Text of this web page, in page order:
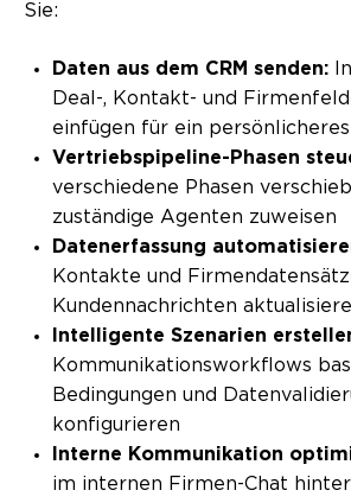
Sie:
Daten aus dem CRM senden:
Deal-, Kontakt- und
einfügen für ein
Vertriebs­pipeline-Phasen
verschiedene Phasen
zuständige Agenten zuweisen
Datenerfassung
Kontakte und
Kunden­nachrichten
Intelligente Szenarien
Kommunikations­workflows
Bedingungen und
konfigurieren
Interne Kommunikation
im internen Firmen-Chat